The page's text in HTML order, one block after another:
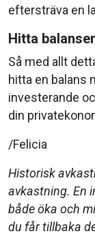
eftersträva en
Hitta
Så med allt
hitta en balans
investerande
din
/Felicia
Historisk
avkastning. En
både öka och
du får tillbaka